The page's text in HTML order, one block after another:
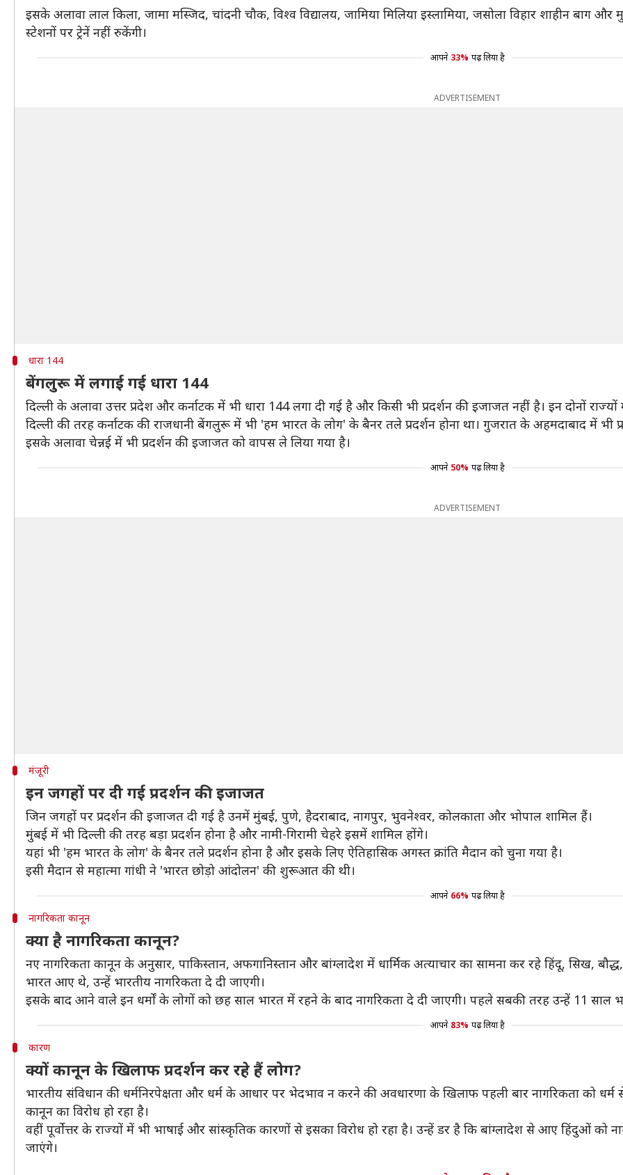
इसके अलावा लाल किला, जामा मस्जिद, चांदनी चौक, विश्व विद्यालय, जामिया मिलिया इस्लामिया, जसोला विहार शाहीन बाग
स्टेशनों पर ट्रेनें नहीं रुकेंगी।
आपने 33% पढ़ लिया है
ADVERTISEMENT
धारा 144
बेंगलुरू में लगाई गई धारा 144
दिल्ली के अलावा उत्तर प्रदेश और कर्नाटक में भी धारा 144 लगा दी गई है और किसी भी प्रदर्शन की इजाजत नहीं है। इन दोनों
दिल्ली की तरह कर्नाटक की राजधानी बेंगलुरू में भी 'हम भारत के लोग' के बैनर तले प्रदर्शन होना था। गुजरात के अहमदाबाद में भी
इसके अलावा चेन्नई में भी प्रदर्शन की इजाजत को वापस ले लिया गया है।
आपने 50% पढ़ लिया है
ADVERTISEMENT
मंजूरी
इन जगहों पर दी गई प्रदर्शन की इजाजत
जिन जगहों पर प्रदर्शन की इजाजत दी गई है उनमें मुंबई, पुणे, हैदराबाद, नागपुर, भुवनेश्वर, कोलकाता और भोपाल शामिल हैं।
मुंबई में भी दिल्ली की तरह बड़ा प्रदर्शन होना है और नामी-गिरामी चेहरे इसमें शामिल होंगे।
यहां भी 'हम भारत के लोग' के बैनर तले प्रदर्शन होना है और इसके लिए ऐतिहासिक अगस्त क्रांति मैदान को चुना गया है।
इसी मैदान से महात्मा गांधी ने 'भारत छोड़ो आंदोलन' की शुरूआत की थी।
आपने 66% पढ़ लिया है
नागरिकता कानून
क्या है नागरिकता कानून?
नए नागरिकता कानून के अनुसार, पाकिस्तान, अफगानिस्तान और बांग्लादेश में धार्मिक अत्याचार का सामना कर रहे हिंदू, सिख,
भारत आए थे, उन्हें भारतीय नागरिकता दे दी जाएगी।
इसके बाद आने वाले इन धर्मों के लोगों को छह साल भारत में रहने के बाद नागरिकता दे दी जाएगी। पहले सबकी तरह उन्हें 11 साल
आपने 83% पढ़ लिया है
कारण
क्यों कानून के खिलाफ प्रदर्शन कर रहे हैं लोग?
भारतीय संविधान की धर्मनिरपेक्षता और धर्म के आधार पर भेदभाव न करने की अवधारणा के खिलाफ पहली बार नागरिकता को
कानून का विरोध हो रहा है।
वहीं पूर्वोत्तर के राज्यों में भी भाषाई और सांस्कृतिक कारणों से इसका विरोध हो रहा है। उन्हें डर है कि बांग्लादेश से आए हिंदुओं
जाएंगे।